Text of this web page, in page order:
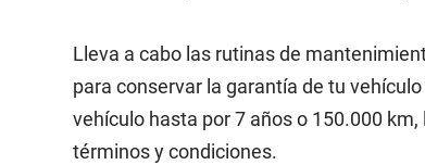
Lleva a cabo las rutinas de
para conservar la garantía de tu
vehículo hasta por 7 años o 150.000
términos y condiciones.